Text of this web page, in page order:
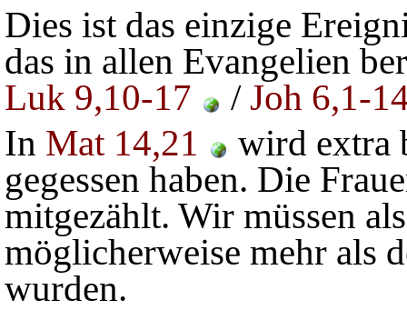
Dies ist das einzige
das in allen Evangelien
Luk 9,10-17
/ Joh 6,1-
In Mat 14,21
wird extra
gegessen haben. Die
mitgezählt. Wir müssen
möglicherweise mehr als
wurden.